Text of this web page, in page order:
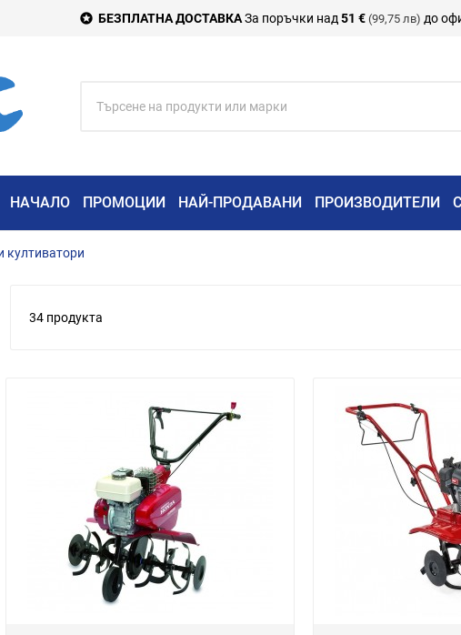
 БЕЗПЛАТНА ДОСТАВКАЗа поръчки над 51 € (99,75 лв) до
НАЧАЛО ПРОМОЦИИ НАЙ-ПРОДАВАНИ ПРОИЗВОДИТЕЛИ
култиватори
34 продукта